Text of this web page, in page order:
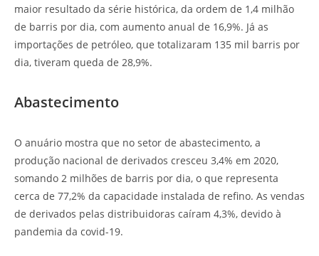
maior resultado da série histórica, da ordem de 1,4 milhão
de barris por dia, com aumento anual de 16,9%. Já as
importações de petróleo, que totalizaram 135 mil barris por
dia, tiveram queda de 28,9%.
Abastecimento
O anuário mostra que no setor de abastecimento, a
produção nacional de derivados cresceu 3,4% em 2020,
somando 2 milhões de barris por dia, o que representa
cerca de 77,2% da capacidade instalada de refino. As vendas
de derivados pelas distribuidoras caíram 4,3%, devido à
pandemia da covid-19.